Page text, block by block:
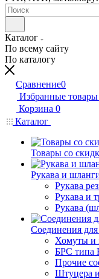
Каталог
По всему сайту
По каталогу
Сравнение0
Избранные товары
Корзина 0
Каталог
Товары со
Рукава и
Рукава
Рукава и
Рукава
Соединения
Хомуты и
БРС типа
Прочие
Штуцера